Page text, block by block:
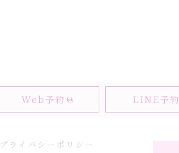
Web予約 LINE予約
プライバシーポリシー